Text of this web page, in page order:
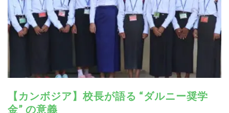
【カンボジア】校長が語る “ダルニー奨学
金” の意義